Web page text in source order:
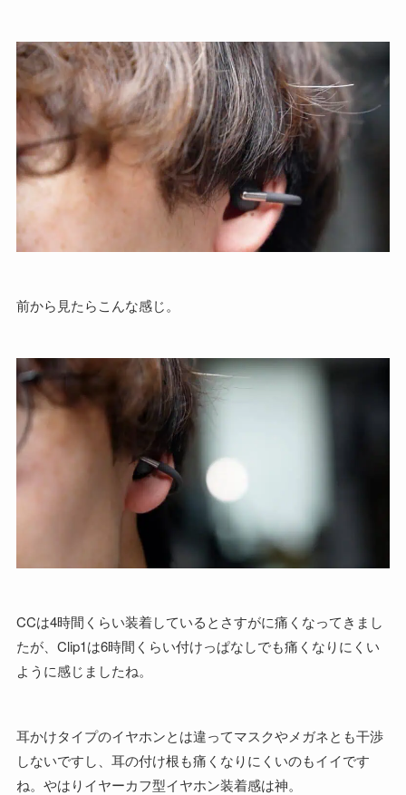
前から見たらこんな感じ。
CCは4時間くらい装着しているとさすがに痛くなってきまし
たが、Clip1は6時間くらい付けっぱなしでも痛くなりにくい
ように感じましたね。
耳かけタイプのイヤホンとは違ってマスクやメガネとも干渉
しないですし、耳の付け根も痛くなりにくいのもイイです
ね。やはりイヤーカフ型イヤホン装着感は神。